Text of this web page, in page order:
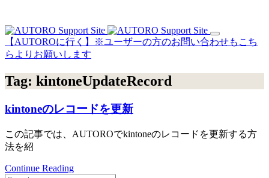
【AUTOROに行く】※ユーザーの方のお問い合わせもこち
らよりお願いします
Tag: kintoneUpdateRecord
kintoneのレコードを更新
この記事では、AUTOROでkintoneのレコードを更新する方
法を紹
Continue Reading